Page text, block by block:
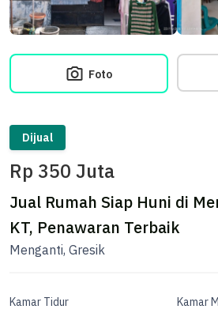
Foto
Dijual
Rp 350 Juta
Jual Rumah Siap Huni di
KT, Penawaran Terbaik
Menganti, Gresik
Kamar Tidur
Kamar